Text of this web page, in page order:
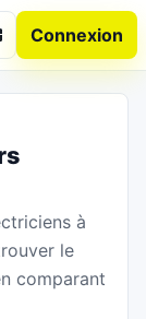
Connexion
à
le
comparant